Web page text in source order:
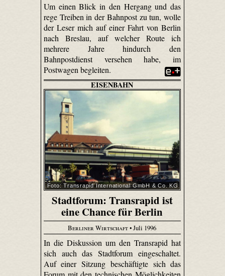
Um einen Blick in den Hergang und das
rege Treiben in der Bahnpost zu tun, wolle
der Leser mich auf einer Fahrt von Berlin
nach Breslau, auf welcher Route ich
mehrere Jahre hindurch den
Bahnpostdienst versehen habe, im
Postwagen begleiten.
EISENBAHN
Foto: Transrapid International GmbH & Co. KG
Stadtforum: Transrapid ist
eine Chance für Berlin
Berliner Wirtschaft• Juli 1996
In die Diskussion um den Transrapid hat
sich auch das Stadtforum eingeschaltet.
Auf einer Sitzung beschäftigte sich das